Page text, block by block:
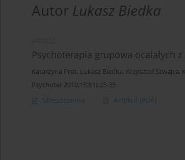
Autor Lukasz Biedka
Psychoterapia grupowa ocalałych
Katarzyna Prot, Lukasz Biedka, Krzysztof Szwajca,
Psychoter 2010;152(1):25-35
Streszczenie Artykuł (PDF)